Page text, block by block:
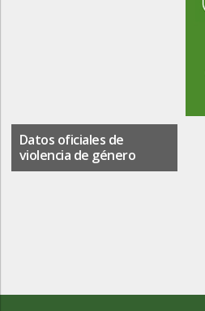
Datos oficiales de
violencia de género